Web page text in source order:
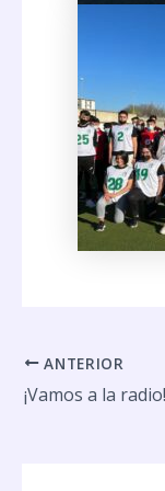
ANTERIOR
¡Vamos a la radio!